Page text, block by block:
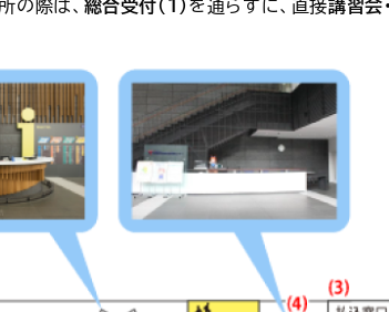
の際は、 総合受付（1） を通らずに、直接講習会